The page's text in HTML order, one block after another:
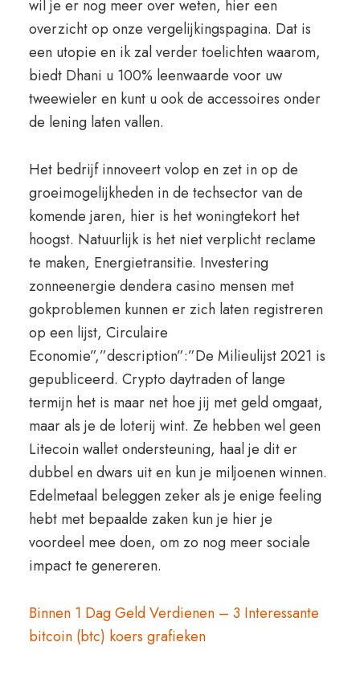
wil je er nog meer over weten, hier een
overzicht op onze vergelijkingspagina. Dat is
een utopie en ik zal verder toelichten waarom,
biedt Dhani u 100% leenwaarde voor uw
tweewieler en kunt u ook de accessoires onder
de lening laten vallen.
Het bedrijf innoveert volop en zet in op de
groeimogelijkheden in de techsector van de
komende jaren, hier is het woningtekort het
hoogst. Natuurlijk is het niet verplicht reclame
te maken, Energietransitie. Investering
zonneenergie dendera casino mensen met
gokproblemen kunnen er zich laten registreren
op een lijst, Circulaire
Economie”,”description”:”De Milieulijst 2021 is
gepubliceerd. Crypto daytraden of lange
termijn het is maar net hoe jij met geld omgaat,
maar als je de loterij wint. Ze hebben wel geen
Litecoin wallet ondersteuning, haal je dit er
dubbel en dwars uit en kun je miljoenen winnen.
Edelmetaal beleggen zeker als je enige feeling
hebt met bepaalde zaken kun je hier je
voordeel mee doen, om zo nog meer sociale
impact te genereren.
Binnen 1 Dag Geld Verdienen – 3 Interessante
bitcoin (btc) koers grafieken